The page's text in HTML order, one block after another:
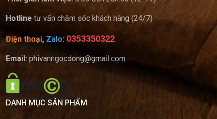
Hotline tư vấn chăm sóc khách hàng (24/7)
Điện thoại, Zalo: 0353350322
Email: phivanngocdong@gmail.com
DANH MỤC SẢN PHẨM